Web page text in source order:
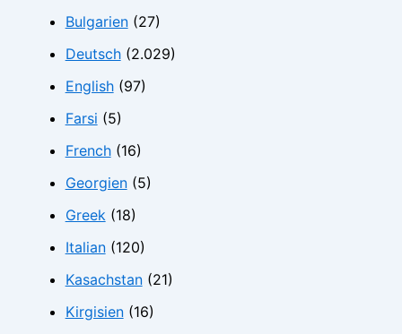
Bulgarien(27)
Deutsch(2.029)
English(97)
Farsi (5)
French(16)
Georgien(5)
Greek(18)
Italian(120)
Kasachstan(21)
Kirgisien(16)